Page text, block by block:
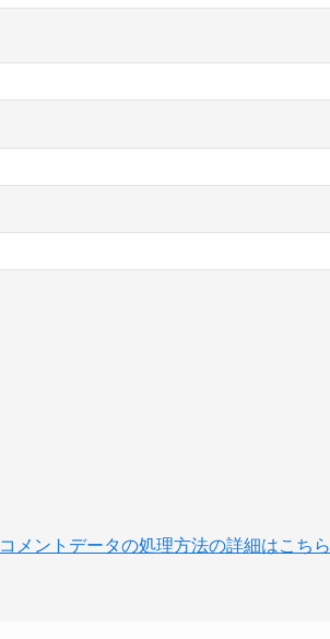
コメントデータの処理方法の詳細はこちら